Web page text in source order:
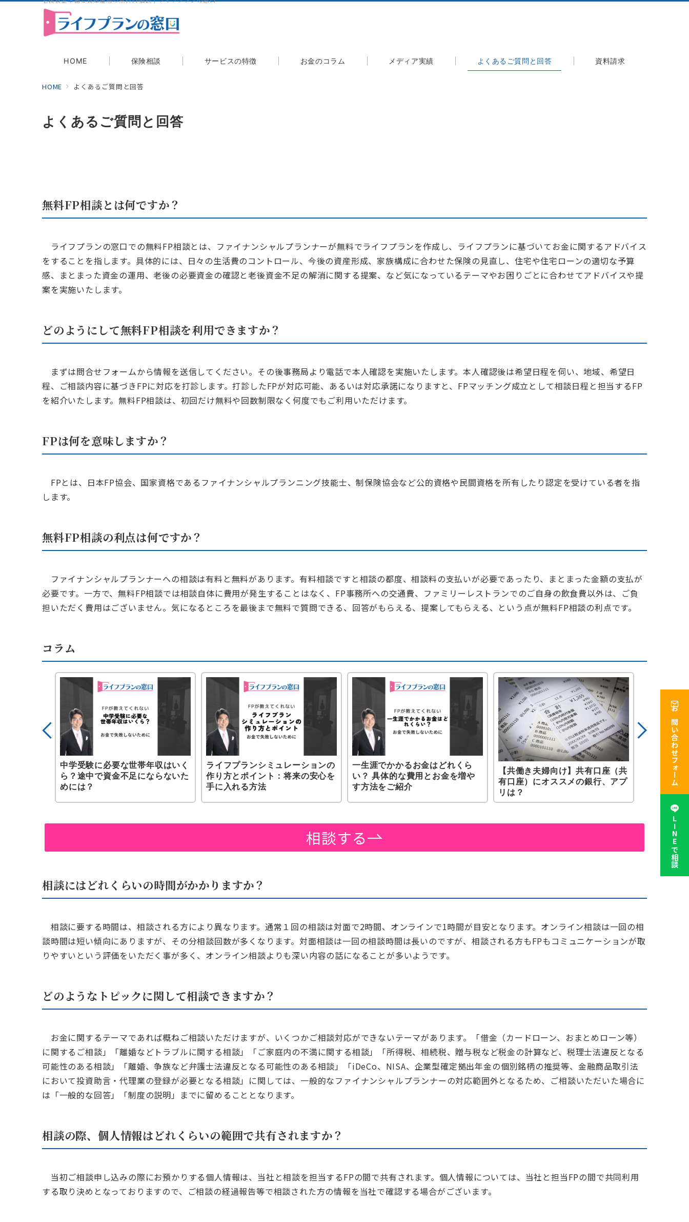
HOME 保険相談 サービスの特徴 お金のコラム メディア実績 よくあるご質問と回答 資料請求
HOME よくあるご質問と回答
よくあるご質問と回答
無料FP相談とは何ですか？
ライフプランの窓口での無料FP相談とは、ファイナンシャルプランナーが無料でライフプランを作成し、ライフプランに基づいてお金に関するアドバイス
をすることを指します。具体的には、日々の生活費のコントロール、今後の資産形成、家族構成に合わせた保険の見直し、住宅や住宅ローンの適切な予算
感、まとまった資金の運用、老後の必要資金の確認と老後資金不足の解消に関する提案、など気になっているテーマやお困りごとに合わせてアドバイスや提
案を実施いたします。
どのようにして無料FP相談を利用できますか？
まずは問合せフォームから情報を送信してください。その後事務局より電話で本人確認を実施いたします。本人確認後は希望日程を伺い、地域、希望日
程、ご相談内容に基づきFPに対応を打診します。打診したFPが対応可能、あるいは対応承諾になりますと、FPマッチング成立として相談日程と担当するFP
を紹介いたします。無料FP相談は、初回だけ無料や回数制限なく何度でもご利用いただけます。
FPは何を意味しますか？
FPとは、日本FP協会、国家資格であるファイナンシャルプランニング技能士、制保険協会など公的資格や民間資格を所有したり認定を受けている者を指
します。
無料FP相談の利点は何ですか？
ファイナンシャルプランナーへの相談は有料と無料があります。有料相談ですと相談の都度、相談料の支払いが必要であったり、まとまった金額の支払が
必要です。一方で、無料FP相談では相談自体に費用が発生することはなく、FP事務所への交通費、ファミリーレストランでのご自身の飲食費以外は、ご負
担いただく費用はございません。気になるところを最後まで無料で質問できる、回答がもらえる、提案してもらえる、という点が無料FP相談の利点です。
コラム
中学受験に必要な世帯年収はいく
ら？途中で資金不足にならないた
めには？
ライフプランシミュレーションの
作り方とポイント：将来の安心を
手に入れる方法
一生涯でかかるお金はどれくら
い？ 具体的な費用とお金を増や
す方法をご紹介
【共働き夫婦向け】共有口座（共
有口座）にオススメの銀行、アプ
リは？
新婚生活
夫婦で1
相談する
相談にはどれくらいの時間がかかりますか？
相談に要する時間は、相談される方により異なります。通常１回の相談は対面で2時間、オンラインで1時間が目安となります。オンライン相談は一回の相
談時間は短い傾向にありますが、その分相談回数が多くなります。対面相談は一回の相談時間は長いのですが、相談される方もFPもコミュニケーションが取
りやすいという評価をいただく事が多く、オンライン相談よりも深い内容の話になることが多いようです。
どのようなトピックに関して相談できますか？
お金に関するテーマであれば概ねご相談いただけますが、いくつかご相談対応ができないテーマがあります。「借金（カードローン、おまとめローン等）
に関するご相談」「離婚などトラブルに関する相談」「ご家庭内の不満に関する相談」「所得税、相続税、贈与税など税金の計算など、税理士法違反となる
可能性のある相談」「離婚、争族など弁護士法違反となる可能性のある相談」「iDeCo、NISA、企業型確定拠出年金の個別銘柄の推奨等、金融商品取引法
において投資助言・代理業の登録が必要となる相談」に関しては、一般的なファイナンシャルプランナーの対応範囲外となるため、ご相談いただいた場合に
は「一般的な回答」「制度の説明」までに留めることとなります。
相談の際、個人情報はどれくらいの範囲で共有されますか？
当初ご相談申し込みの際にお預かりする個人情報は、当社と相談を担当するFPの間で共有されます。個人情報については、当社と担当FPの間で共同利用
する取り決めとなっておりますので、ご相談の経過報告等で相談された方の情報を当社で確認する場合がございます。
お問い合わせフォーム
LINEで相談